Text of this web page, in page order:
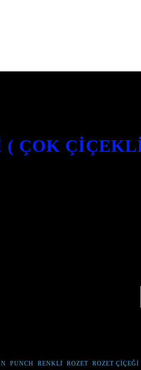
( ÇOK
PUNCH RENKLİ ROZET ROZET ÇIÇEĞI